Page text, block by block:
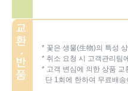
* 꽃은 생물(生物)의 특성
* 취소 요청 시 고객관리팀
* 고객 변심에 의한 상품
단 1회에 한하여 무료배